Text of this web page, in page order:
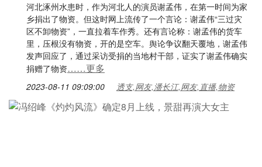
河北涿州水患时，作为河北人的演员谢孟伟，在第一时间为家
乡捐出了物资。但这时网上流传了一个言论：谢孟伟“三过灾
区不卸物资”，一直拉着车作秀。还有言论称：谢孟伟的货车
里，压根没有物资，开的是空车。舆论争议翻天覆地，谢孟伟
发声回应了，通过采访受捐的当地村干部，证实了谢孟伟确实
捐赠了物资……更多
2023-08-11 09:09:00 透支,网友,潘长江,网友,直播,物资